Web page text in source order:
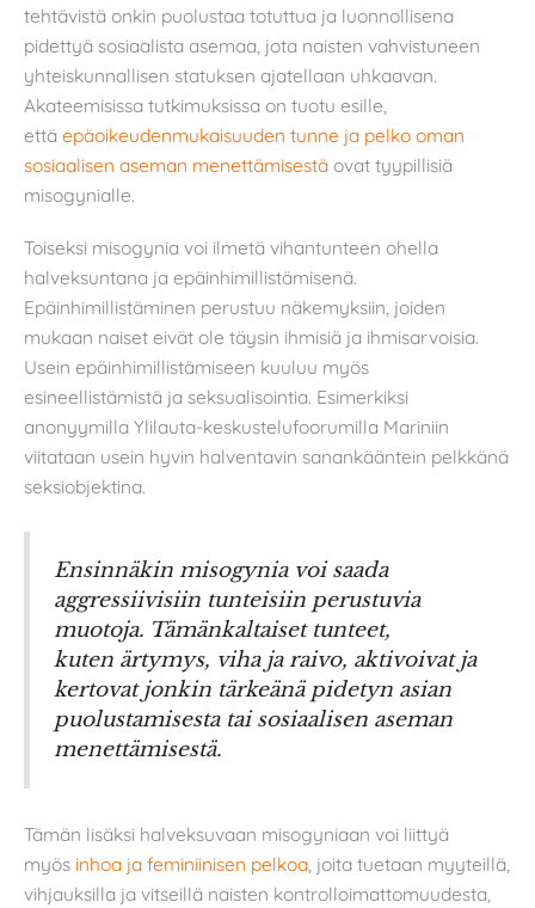
tehtävistä onkin puolustaa totuttua ja luonnollisena
pidettyä sosiaalista asemaa, jota naisten vahvistuneen
yhteiskunnallisen statuksen ajatellaan uhkaavan.
Akateemisissa tutkimuksissa on tuotu esille,
että epäoikeudenmukaisuuden tunne ja pelko oman
sosiaalisen aseman menettämisestä ovat tyypillisiä
misogynialle.
Toiseksi misogynia voi ilmetä vihantunteen ohella
halveksuntana ja epäinhimillistämisenä.
Epäinhimillistäminen perustuu näkemyksiin, joiden
mukaan naiset eivät ole täysin ihmisiä ja ihmisarvoisia.
Usein epäinhimillistämiseen kuuluu myös
esineellistämistä ja seksualisointia. Esimerkiksi
anonyymilla Ylilauta-keskustelufoorumilla Mariniin
viitataan usein hyvin halventavin sanankääntein pelkkänä
seksiobjektina.
Ensinnäkin misogynia voi saada
aggressiivisiin tunteisiin perustuvia
muotoja. Tämänkaltaiset tunteet,
kuten ärtymys, viha ja raivo, aktivoivat ja
kertovat jonkin tärkeänä pidetyn asian
puolustamisesta tai sosiaalisen aseman
menettämisestä.
Tämän lisäksi halveksuvaan misogyniaan voi liittyä
myös inhoa ja feminiinisen pelkoa, joita tuetaan myyteillä,
vihjauksilla ja vitseillä naisten kontrolloimattomuudesta,